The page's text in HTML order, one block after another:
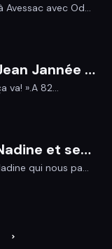
avec Od...
De houip e de houap : Jean Jannée « Tant q’je peus chanter, c’ét qe ça va! »
va! ».A 82...
De houip e de houap : Nadine et ses mille métiers
qui nous pa...